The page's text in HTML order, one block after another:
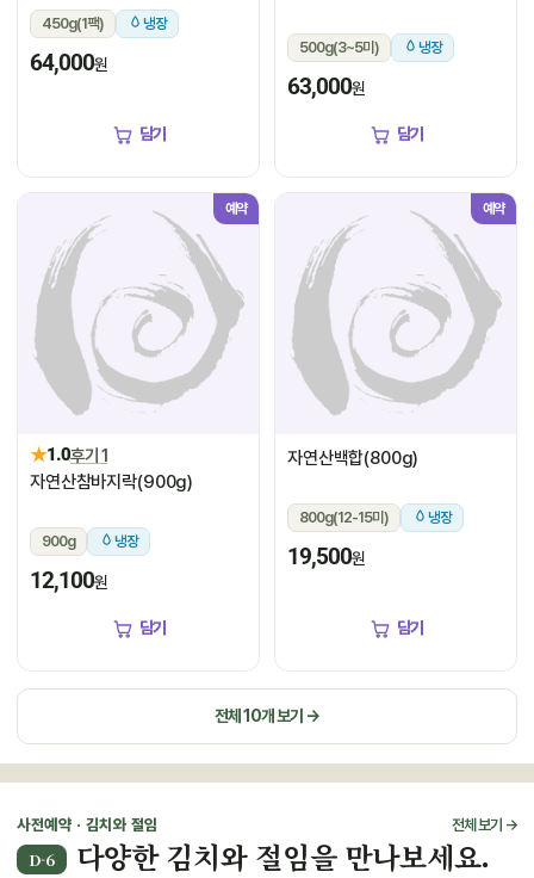
450g(1팩) 냉장
64,000원
담기
500g(3~5미) 냉장
63,000원
담기
예약
★1.0후기 1
자연산참바지락(900g)
900g 냉장
12,100원
담기
예약
자연산백합(800g)
800g(12-15미) 냉장
19,500원
담기
전체 10개 보기 →
사전예약 · 김치와 절임 전체 보기 →
D-6 다양한 김치와 절임을 만나보세요.